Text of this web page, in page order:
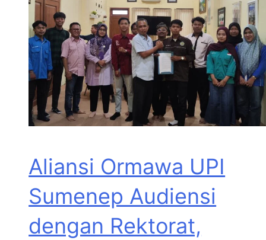
Aliansi Ormawa UPI
Sumenep Audiensi
dengan Rektorat,